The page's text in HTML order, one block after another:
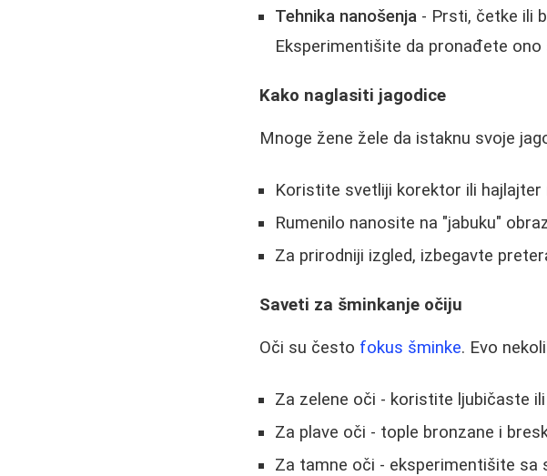
Tehnika nanošenja - Prsti, četke ili
Eksperimentišite da pronađete
Kako naglasiti jagodice
Mnoge žene žele da istaknu svoje
Koristite svetliji korektor ili
Rumenilo nanosite na "jabuku"
Za prirodniji izgled, izbegavte
Saveti za šminkanje očiju
Oči su često fokus šminke. Evo
Za zelene oči - koristite ljubičaste
Za plave oči - tople bronzane i
Za tamne oči - eksperimentišite sa